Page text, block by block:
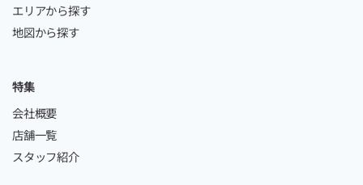
エリアから探す
地図から探す
特集
会社概要
店舗一覧
スタッフ紹介